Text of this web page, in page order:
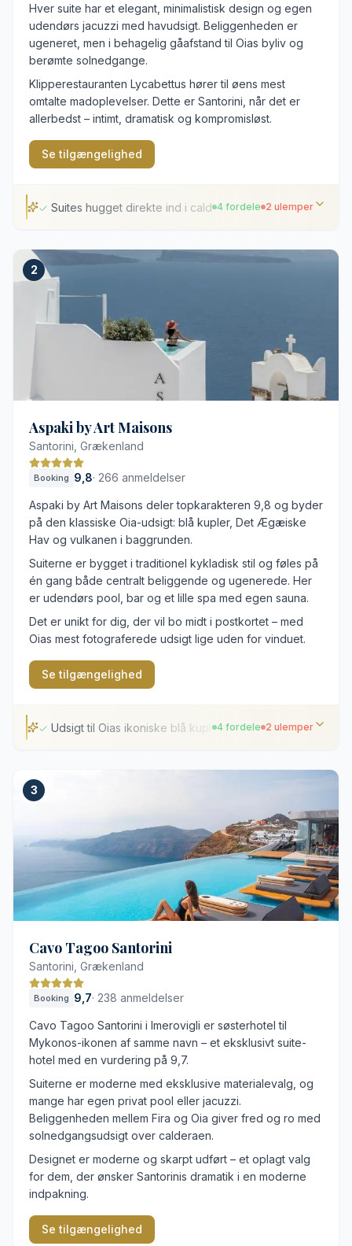
Hver suite har et elegant, minimalistisk design og egen
udendørs jacuzzi med havudsigt. Beliggenheden er
ugeneret, men i behagelig gåafstand til Oias byliv og
berømte solnedgange.
Klipperestauranten Lycabettus hører til øens mest
omtalte madoplevelser. Dette er Santorini, når det er
allerbedst – intimt, dramatisk og kompromisløst.
Se tilgængelighed
Suites hugget direkte ind i calderaklippen
4 fordele 2 ulemper
Suites hugget direkte ind i calderaklippen
Private udendørs boblebade med havudsigt
Fredelig beliggenhed i gåafstand til Oia
Stejle trapper og stier på hotellets område
Begrænset privatliv på visse af de lavere terrasser
2
Aspaki by Art Maisons
Santorini, Grækenland
Booking 9,8· 266 anmeldelser
Aspaki by Art Maisons deler topkarakteren 9,8 og byder
på den klassiske Oia-udsigt: blå kupler, Det Ægæiske
Hav og vulkanen i baggrunden.
Suiterne er bygget i traditionel kykladisk stil og føles på
én gang både centralt beliggende og ugenerede. Her
er udendørs pool, bar og et lille spa med egen sauna.
Det er unikt for dig, der vil bo midt i postkortet – med
Oias mest fotograferede udsigt lige uden for vinduet.
Se tilgængelighed
Udsigt til Oias ikoniske blå kupler4 fordele 2 ulemper
Udsigt til Oias ikoniske blå kupler
Klassisk cykladisk arkitektur og design
Central beliggenhed med private suiter
Stejle trapper og stier langs klippesiden
Begrænset plads omkring den primære pool
3
Cavo Tagoo Santorini
Santorini, Grækenland
Booking 9,7· 238 anmeldelser
Cavo Tagoo Santorini i Imerovigli er søsterhotel til
Mykonos-ikonen af samme navn – et eksklusivt suite-
hotel med en vurdering på 9,7.
Suiterne er moderne med eksklusive materialevalg, og
mange har egen privat pool eller jacuzzi.
Beliggenheden mellem Fira og Oia giver fred og ro med
solnedgangsudsigt over calderaen.
Designet er moderne og skarpt udført – et oplagt valg
for dem, der ønsker Santorinis dramatik i en moderne
indpakning.
Se tilgængelighed